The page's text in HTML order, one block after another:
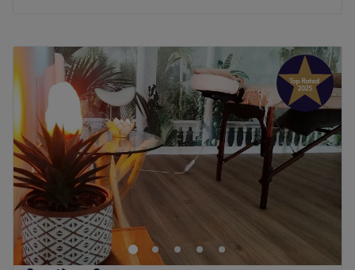
Mardi
09:00
16:45
Mercredi
09:00
12:00
Jeudi
08:30 –19:30
Vendredi
09:00–15:15
Samedi
Fermé
Dimanche
Fermé
Caroline Esthéticienne est un salon de beauté situé à
beauté et votre confort , non loin de l'arrêt de bus Dalby .
Transports publics les plus proches :
Tout proche de l'arrêt de bus Dalby .